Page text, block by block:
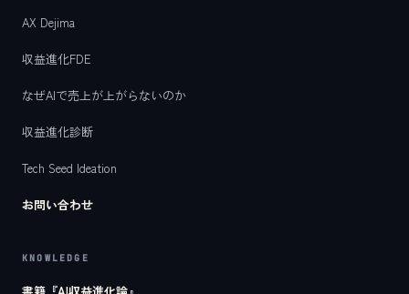
AX Dejima
収益進化FDE
なぜAIで売上が上がらないのか
収益進化診断
Tech Seed Ideation
お問い合わせ
KNOWLEDGE